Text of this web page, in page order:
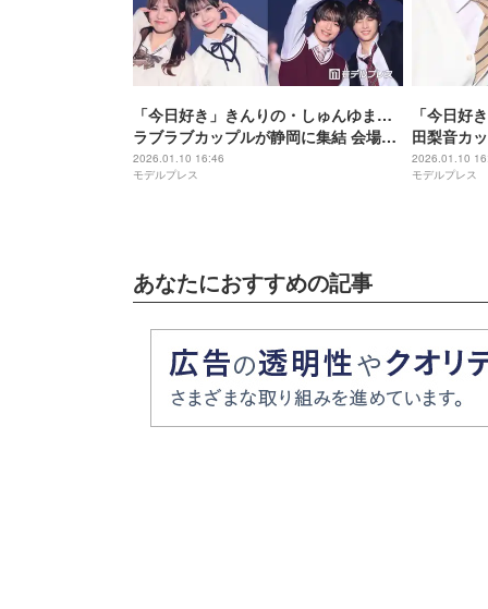
「今日好き」きんりの・しゅんゆま…
ラブラブカップルが静岡に集結 会場歓
声【TGCしずおか2026】
2026.01.10 16:46
モデルプレス
「今日好
⽥梨⾳カ
ツンのラ
良く登場
2026.01.10
モデルプレス
あなたにおすすめの記事